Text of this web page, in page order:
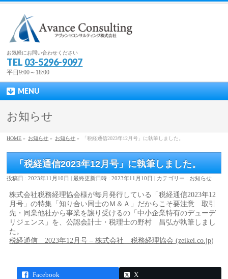
お気軽にお問い合わせください
TEL 03-5296-9097
平日9:00～18:00
MENU
お知らせ
HOME » お知らせ » お知らせ » 「税経通信2023年12月号」に執筆しました。
「税経通信2023年12月号」に執筆しました。
投稿日 : 2023年11月10日 最終更新日時 : 2023年11月10日 カテゴリー : お知らせ
株式会社税務経理協会様が毎月発行している「税経通信2023年12
月号」の特集「知り合い同士のＭ＆Ａ」だからこそ要注意 取引
先・同業他社から事業を譲り受けるの「中小企業特有のデューデ
リジェンス」を、公認会計士・税理士の野村 昌弘が執筆しまし
た。
税経通信 2023年12月号 – 株式会社 税務経理協会 (zeikei.co.jp)
Facebook X